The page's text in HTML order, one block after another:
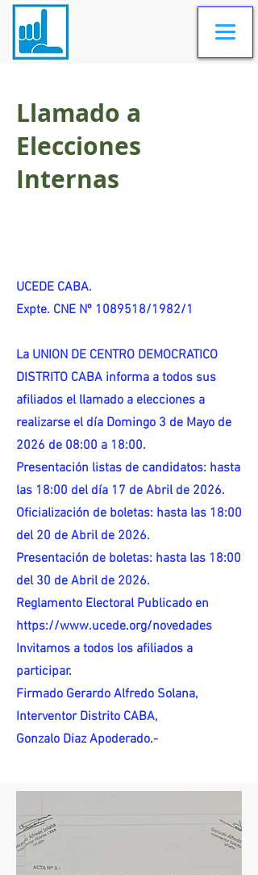
Llamado a
Elecciones
Internas
UCEDE CABA.
Expte. CNE Nº 1089518/1982/1
La UNION DE CENTRO DEMOCRATICO
DISTRITO CABA informa a todos sus
afiliados el llamado a elecciones a
realizarse el día Domingo 3 de Mayo de
2026 de 08:00 a 18:00.
Presentación listas de candidatos: hasta
las 18:00 del día 17 de Abril de 2026.
Oficialización de boletas: hasta las 18:00
del 20 de Abril de 2026.
Presentación de boletas: hasta las 18:00
del 30 de Abril de 2026.
Reglamento Electoral Publicado en
https://www.ucede.org/novedades
Invitamos a todos los afiliados a
participar.
Firmado Gerardo Alfredo Solana,
Interventor Distrito CABA,
Gonzalo Diaz Apoderado.-